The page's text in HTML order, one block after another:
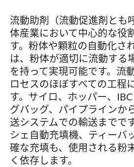
流動助剤（流動促進剤とも
体産業において中心的な役
す。粉体や顆粒の自動化さ
は、粉体が適切に流動する
を持って実現可能です。流
ロセスのほぼすべての工程
す。サイロ、ホッパー、
グバッグ、パイプラインか
送システムでの輸送までで
シェ自動充填機、ティーバ
確な充填も、使用される粉
く依存します。